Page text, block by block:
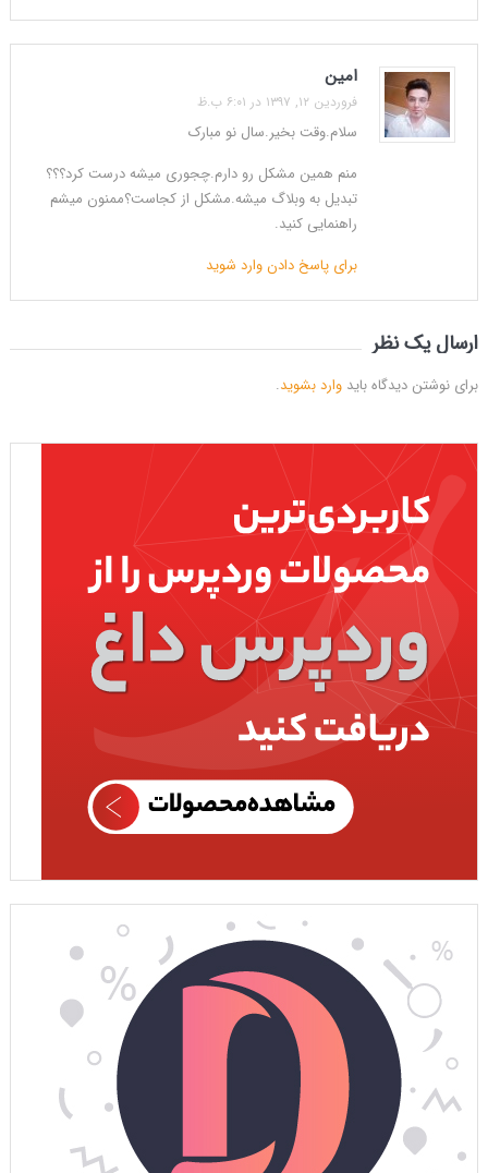
امین
فروردین ۱۲, ۱۳۹۷ در ۶:۰۱ ب.ظ
سلام.وقت بخیر.سال نو مبارک
منم همین مشکل رو دارم.چجوری میشه درست کرد؟؟؟
تبدیل به وبلاگ میشه.مشکل از کجاست؟ممنون میشم
راهنمایی کنید.
برای پاسخ دادن وارد شوید
ارسال یک نظر
برای نوشتن دیدگاه باید وارد بشوید.